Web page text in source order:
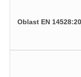
Oblast EN